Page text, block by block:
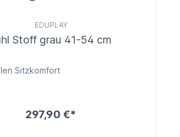
EDUPLAY
Stoff grau 41-54 cm
Sitzkomfort
297,90 €*